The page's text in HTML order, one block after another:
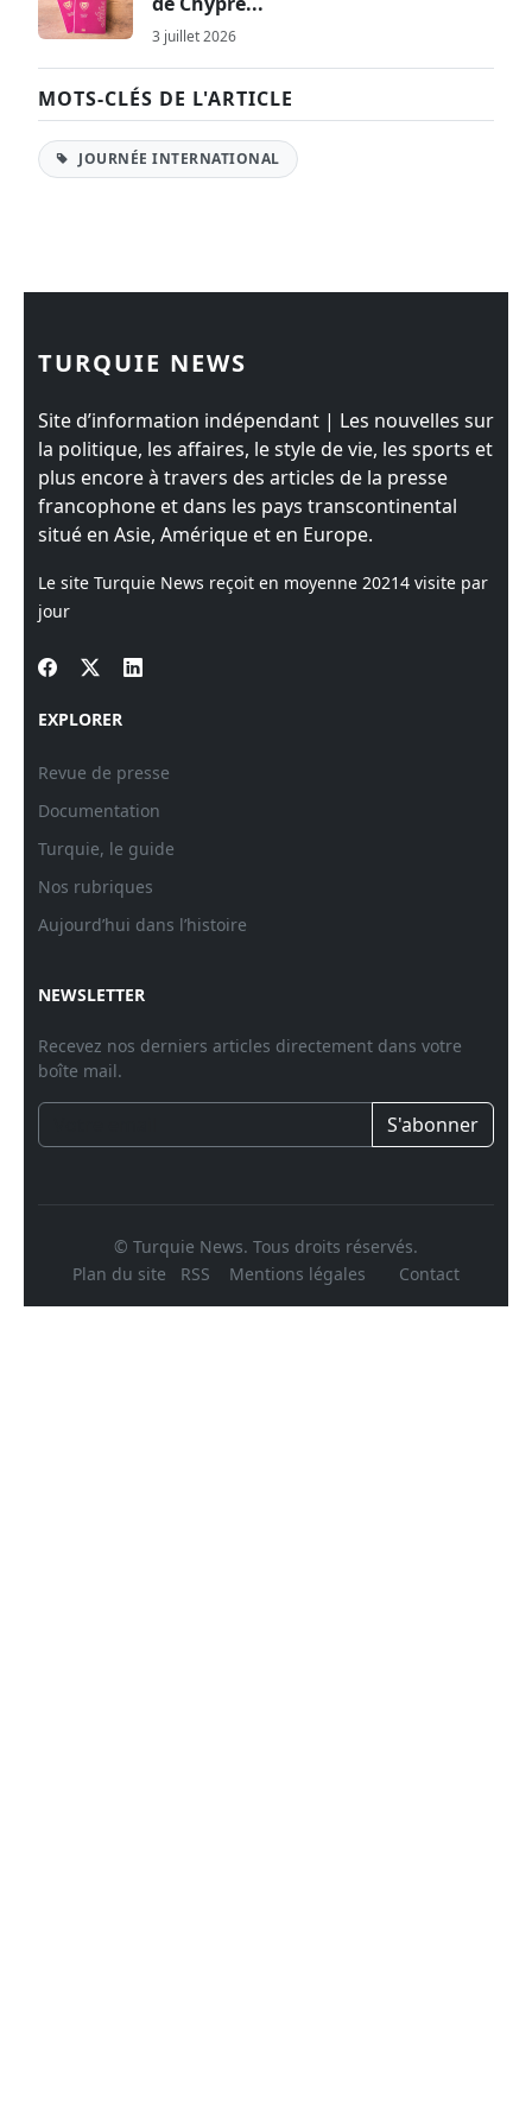
3 juillet 2026
MOTS-CLÉS DE L'ARTICLE
JOURNÉE INTERNATIONAL
TURQUIE NEWS
Site d’information indépendant | Les nouvelles sur
la politique, les affaires, le style de vie, les sports et
plus encore à travers des articles de la presse
francophone et dans les pays transcontinental
situé en Asie, Amérique et en Europe.
Le site Turquie News reçoit en moyenne 20214 visite par
jour
EXPLORER
Revue de presse
Documentation
Turquie, le guide
Nos rubriques
Aujourd’hui dans l’histoire
NEWSLETTER
Recevez nos derniers articles directement dans votre
boîte mail.
S'abonner
© Turquie News. Tous droits réservés.
Plan du site
RSS Mentions légales Contact